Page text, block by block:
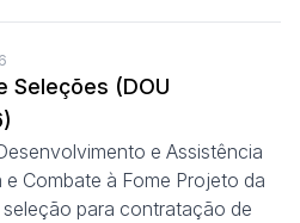
Seleções (DOU
e Assistência
e Combate à Fome Projeto da
para contratação de